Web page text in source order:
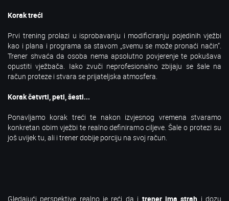
Korak treći
Prvi trening prolazi u isprobavanju i modificiranju pojedinih vježbi
kao i plana i programa sa stavom „svemu se može pronaći način“.
Trener shvaća da osoba nema apsolutno povjerenje te pokušava
opustiti vježbača. Iako zvuči neprofesionalno zbijaju se šale na
račun proteze i stvara se prijateljska atmosfera.
Korak četvrti, peti, šesti...
Ponavljamo korak treći te nakon izvjesnog vremena stvaramo
konkretan obim vježbi te realno definiramo ciljeve. Šale o protezi su
još uvijek tu, ali i trener dobije porciju na svoj račun.
Gledajući perspektive realno je reći da i trener ima strah i dozu